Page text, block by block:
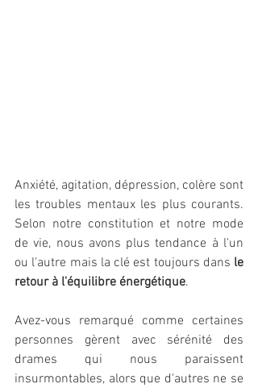
Anxiété, agitation, dépression, colère sont
les troubles mentaux les plus courants.
Selon notre constitution et notre mode
de vie, nous avons plus tendance à l'un
ou l'autre mais la clé est toujours dans le
retour à l'équilibre énergétique.
Avez-vous remarqué comme certaines
personnes gèrent avec sérénité des
drames qui nous paraissent
insurmontables, alors que d'autres ne se